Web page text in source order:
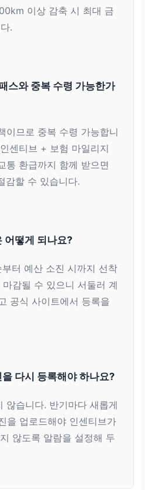
이상 감축 시 최대 금
.
스와 중복 수령 가능한가
이므로 중복 수령 가능합니
센티브 + 보험 마일리지
통 환급까지 함께 받으면
감할 수 있습니다.
어떻게 되나요?
터 예산 소진 시까지 선착
감될 수 있으니 서둘러 계
공식 사이트에서 등록을
다시 등록해야 하나요?
않습니다. 반기마다 새롭게
을 업로드해야 인센티브가
않도록 알람을 설정해 두